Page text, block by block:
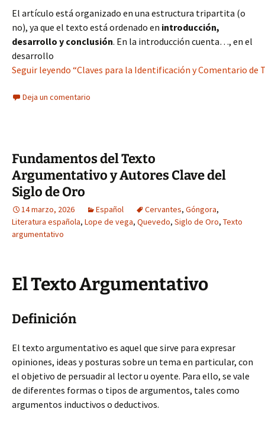
El artículo está organizado en una estructura tripartita (o
no), ya que el texto está ordenado en introducción,
desarrollo y conclusión. En la introducción cuenta…, en el
desarrollo
Seguir leyendo “Claves para la Identificación y Comentario
Deja un comentario
Fundamentos del Texto
Argumentativo y Autores Clave del
Siglo de Oro
14 marzo, 2026 Español Cervantes, Góngora,
Literatura española, Lope de vega, Quevedo, Siglo de Oro, Texto
argumentativo
El Texto Argumentativo
Definición
El texto argumentativo es aquel que sirve para expresar
opiniones, ideas y posturas sobre un tema en particular, con
el objetivo de persuadir al lector u oyente. Para ello, se vale
de diferentes formas o tipos de argumentos, tales como
argumentos inductivos o deductivos.